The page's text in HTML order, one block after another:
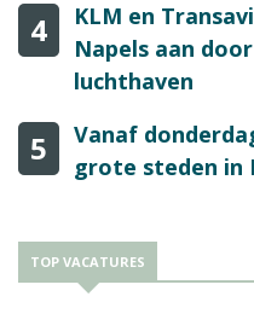
4
KLM en
Napels aan
luchthaven
5
Vanaf
grote steden in
TOP VACATURES